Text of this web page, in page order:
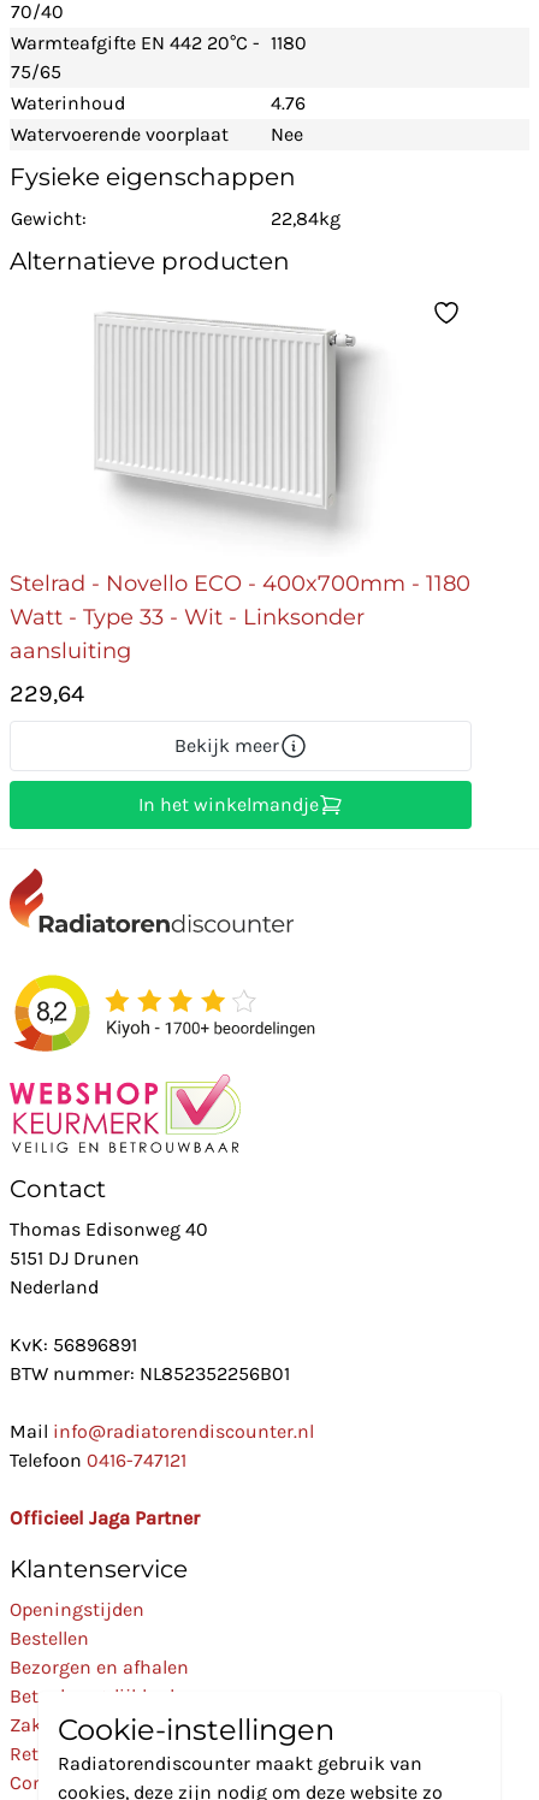
70/40
Warmteafgifte EN 442 20°C -
75/65
1180
Waterinhoud
4.76
Watervoerende voorplaat
Nee
Fysieke eigenschappen
Gewicht: 22,84kg
Alternatieve producten
Stelrad - Novello ECO - 400x700mm - 1180
Watt - Type 33 - Wit - Linksonder
aansluiting
229,64
Bekijk meer
In het winkelmandje
Contact
Thomas Edisonweg 40
5151 DJ Drunen
Nederland
KvK: 56896891
BTW nummer: NL852352256B01
Mail info@radiatorendiscounter.nl
Telefoon 0416-747121
Officieel Jaga Partner
Klantenservice
Openingstijden
Bestellen
Bezorgen en afhalen
Betaalmogelijkheden
Zakelijk
Retourneren
Contact
Cookie-instellingen
Radiatorendiscounter maakt gebruik van
cookies, deze zijn nodig om deze website zo